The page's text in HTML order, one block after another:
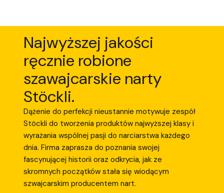
Najwyższej jakości
ręcznie robione
szawajcarskie narty
Stöckli.
Dążenie do perfekcji nieustannie motywuje zespół
Stöckli do tworzenia produktów najwyższej klasy i
wyrażania wspólnej pasji do narciarstwa każdego
dnia. Firma zaprasza do poznania swojej
fascynującej historii oraz odkrycia, jak ze
skromnych początków stała się wiodącym
szwajcarskim producentem nart.